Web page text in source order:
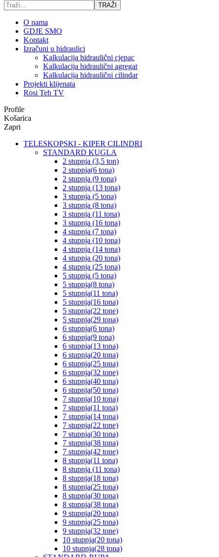
TRAŽI
O nama
GDJE SMO
Kontakt
Izračuni u hidraulici
Kalkulacija hidraulični cjepac
Kalkulacija hidraulični agregat
Kalkulacija hidraulični cilindar
Projekti klijenata
Rosi Teh TV
Profile
Košarica
Zapri
TELESKOPSKI - KIPER CILINDRI
STANDARD KUGLA
2 stupnja (3,5 ton)
2 stupnja(6 tona)
2 stupnja (9 tona)
2 stupnja (13 tona)
3 stupnja (5 tona)
3 stupnja (8 tona)
3 stupnja (11 tona)
3 stupnja (16 tona)
4 stupnja (7 tona)
4 stupnja (10 tona)
4 stupnja (14 tona)
4 stupnja (20 tona)
4 stupnja (25 tona)
5 stupnja (5 tona)
5 stupnja(8 tona)
5 stupnja(11 tona)
5 stupnja(16 tona)
5 stupnja(22 tone)
5 stupnja(29 tona)
6 stupnja(6 tona)
6 stupnja(9 tona)
6 stupnja(13 tona)
6 stupnja(20 tona)
6 stupnja(25 tona)
6 stupnja(32 tone)
6 stupnja(40 tona)
6 stupnja(50 tona)
7 stupnja(10 tona)
7 stupnja(11 tona)
7 stupnja(14 tona)
7 stupnja(22 tone)
7 stupnja(30 tona)
7 stupnja(38 tona)
7 stupnja(42 tone)
8 stupnja(11 tona)
8 stupnja (11 tona)
8 stupnja(18 tona)
8 stupnja(25 tona)
8 stupnja(30 tona)
8 stupnja(38 tona)
9 stupnja(20 tona)
9 stupnja(25 tona)
9 stupnja(32 tone)
10 stupnja(20 tona)
10 stupnja(28 tona)